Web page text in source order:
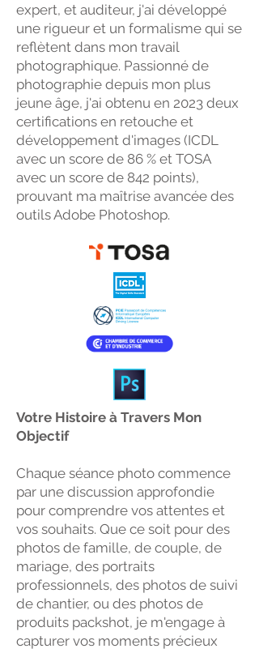
expert, et auditeur, j'ai développé
une rigueur et un formalisme qui se
reflètent dans mon travail
photographique. Passionné de
photographie depuis mon plus
jeune âge, j'ai obtenu en 2023 deux
certifications en retouche et
développement d'images (ICDL
avec un score de 86 % et TOSA
avec un score de 842 points),
prouvant ma maîtrise avancée des
outils Adobe Photoshop.
Votre Histoire à Travers Mon
Objectif
Chaque séance photo commence
par une discussion approfondie
pour comprendre vos attentes et
vos souhaits. Que ce soit pour des
photos de famille, de couple, de
mariage, des portraits
professionnels, des photos de suivi
de chantier, ou des photos de
produits packshot, je m'engage à
capturer vos moments précieux